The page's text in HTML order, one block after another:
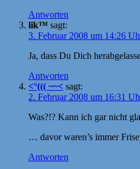
Antworten
lik™ sagt:
3. Februar 2008 um 14:26
Ja, dass Du Dich
Antworten
<°((( ~~< sagt:
2. Februar 2008 um 16:31
Was?!? Kann ich gar nicht
… davor waren’s immer
Antworten